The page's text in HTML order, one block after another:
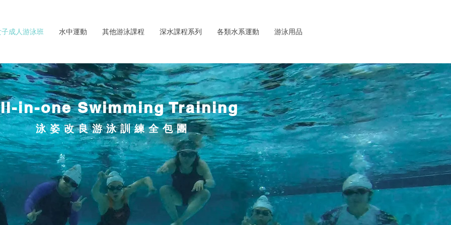
子成人游泳班 水中運動 其他游泳課程 深水課程系列 各類水系運動 游泳用品
in-one Swimming Training
泳姿改良游泳訓練全包團